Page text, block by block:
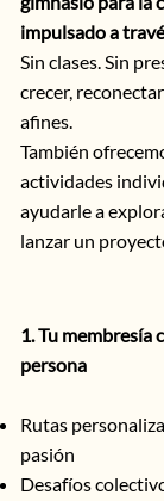
impulsado a
Sin clases. Sin
crecer,
afines.
También
actividades
ayudarle a
lanzar un
1. Tu membresía
persona
Rutas
pasión
Desafíos